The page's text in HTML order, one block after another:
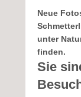
Neue
unter
finden.
Sie